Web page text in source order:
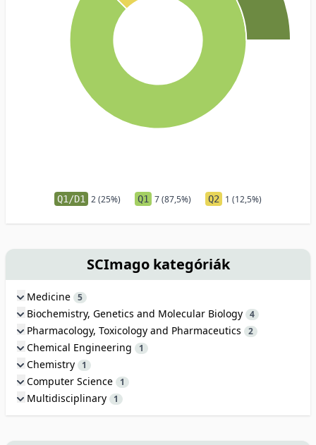
Q1/D1 2 (25%) Q1 7 (87,5%) Q2 1 (12,5%)
SCImago kategóriák
Medicine 5
Biochemistry, Genetics and Molecular Biology 4
Pharmacology, Toxicology and Pharmaceutics 2
Chemical Engineering 1
Chemistry 1
Computer Science 1
Multidisciplinary 1